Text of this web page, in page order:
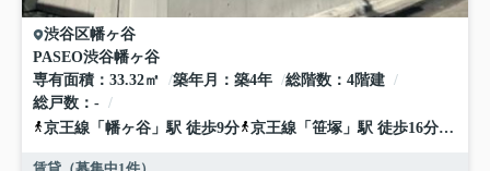
渋谷区幡ヶ谷
PASEO渋谷幡ヶ谷
専有面積
33.32㎡ 築年月 築4年 総階数
4階建
総戸数
-
京王線 「 幡ヶ谷 」駅 徒歩9分 京王線 「 笹塚 」駅 徒歩16分 丸ノ